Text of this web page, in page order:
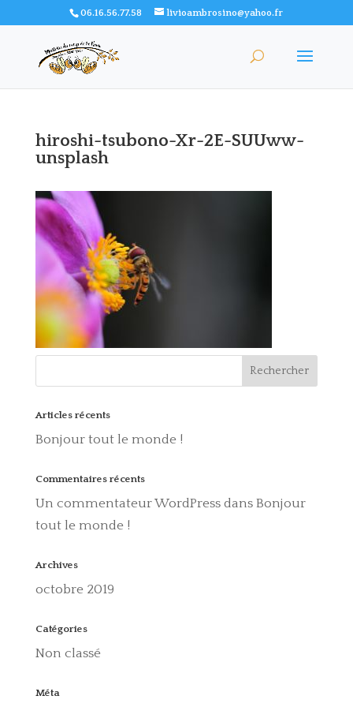
06.16.56.77.58 livioambrosino@yahoo.fr
hiroshi-tsubono-Xr-2E-SUUww-
unsplash
Articles récents
Bonjour tout le monde !
Commentaires récents
Un commentateur WordPressdans Bonjour
tout le monde !
Archives
octobre 2019
Catégories
Non classé
Méta